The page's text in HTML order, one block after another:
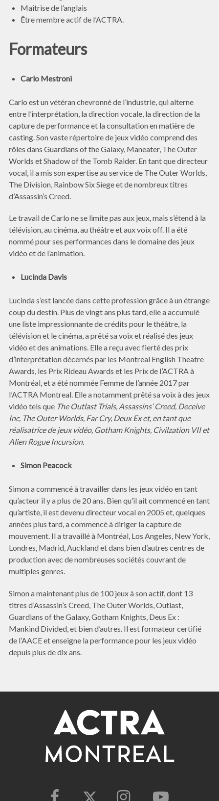
Maîtrise de l’anglais
Être membre actif de l’ACTRA.
Formateurs
Carlo Mestroni
Carlo est un vétéran chevronné de l’industrie, qui alterne
entre l’interprétation, la direction vocale, la direction de la
capture de performance et la consultation en matière de
casting. Son vaste répertoire de jeux vidéo comprend des
rôles dans Guardians of the Galaxy, Maneater, The Outer
Worlds et Shadow of the Tomb Raider. En tant que directeur
vocal, il a mis son expertise au service de The Outer Worlds,
The Division, Rainbow Six Siege et de nombreux titres
d’Assassin’s Creed.
Le travail de Carlo ne se limite pas aux jeux, mais s’étend à la
télévision, au cinéma, au théâtre et aux voix off. Il a été
nommé pour ses performances dans le domaine des jeux
vidéo et de l’animation.
Lucinda Davis
Lucinda s’est lancée dans cette profession grâce à un étrange
coup du destin. Plus de vingt ans plus tard, elle a accumulé
une liste impressionnante de crédits pour le théâtre, la
télévision et le cinéma, a prêté sa voix et réalisé des jeux
vidéo et des animations. Elle a reçu avec fierté des prix
d’interprétation décernés par les Montreal English Theatre
Awards, les Prix Rideau Awards et les Prix de l’ACTRA à
Montréal, et a été nommée Femme de l’année 2017 par
l’ACTRA Montreal. Elle a notamment prêté sa voix à des jeux
vidéo tels que The Outlast Trials, Assassins’ Creed, Deceive
Inc, The Outer Worlds, Far Cry, Deux Ex et, en tant que
réalisatrice de jeux vidéo, Gotham Knights, Civilzation VII et
Alien Rogue Incursion.
Simon Peacock
Simon a commencé à travailler dans les jeux vidéo en tant
qu’acteur il y a plus de 20 ans. Bien qu’il ait commencé en tant
qu’artiste, il est devenu directeur vocal en 2005 et, quelques
années plus tard, a commencé à diriger la capture de
mouvement. Il a travaillé à Montréal, Los Angeles, New York,
Londres, Madrid, Auckland et dans bien d’autres centres de
production avec de nombreuses sociétés couvrant de
multiples genres.
Simon a maintenant plus de 100 jeux à son actif, dont 13
titres d’Assassin’s Creed, The Outer Worlds, Outlast,
Guardians of the Galaxy, Gotham Knights, Deus Ex :
Mankind Divided, et bien d’autres. Il est formateur certifié
de l’AACE et enseigne la performance pour les jeux vidéo
depuis plus de dix ans.